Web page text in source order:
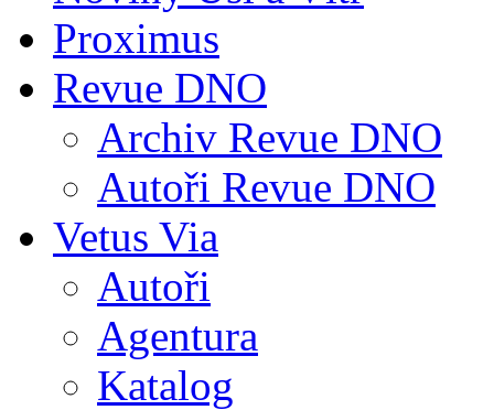
Proximus
Revue DNO
Archiv Revue DNO
Autoři Revue DNO
Vetus Via
Autoři
Agentura
Katalog